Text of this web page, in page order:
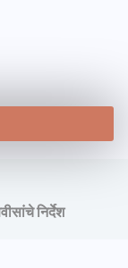
निर्देश